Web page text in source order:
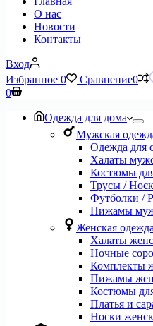
О нас
Новости
Контакты
Вход
Избранное 0 Сравнение0
Корзина
0
Одежда для дома
Мужская
Одежда для
Халаты
Костюмы
Трусы /
Футболки /
Пижамы
Женская
Халаты
Ночные
Комплекты
Пижамы
Костюмы
Платья и
Носки